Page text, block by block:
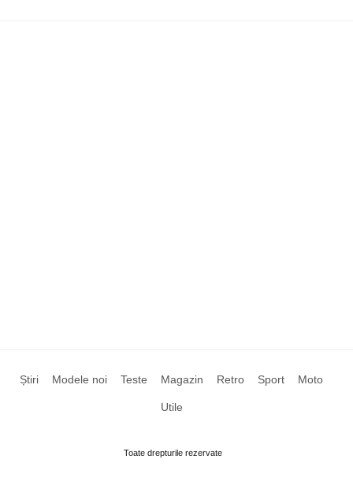
Știri Modele noi Teste Magazin Retro Sport Moto
Utile
Toate drepturile rezervate